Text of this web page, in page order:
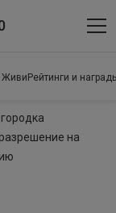
Живи Рейтинги и
на